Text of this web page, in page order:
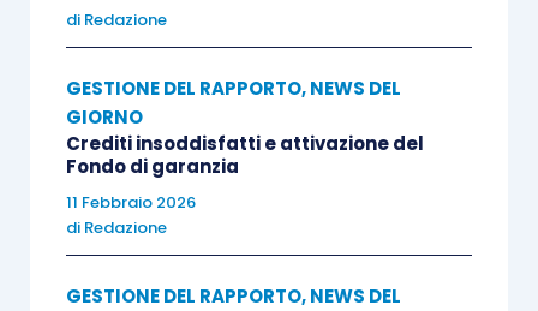
di Redazione
GESTIONE DEL RAPPORTO,NEWS DEL
GIORNO
Crediti insoddisfatti e attivazione del
Fondo di garanzia
11 Febbraio 2026
di Redazione
GESTIONE DEL RAPPORTO,NEWS DEL